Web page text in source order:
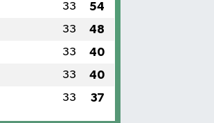
33 54
33 48
33 40
33 40
33 37